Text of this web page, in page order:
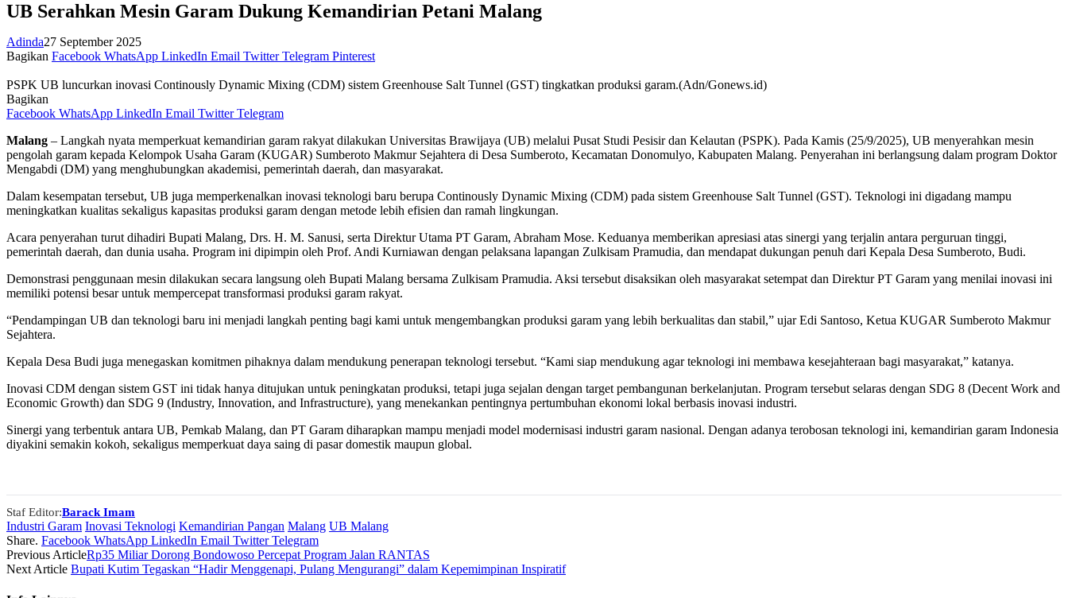
UB Serahkan Mesin Garam Dukung Kemandirian Petani Malang
Adinda27 September 2025
Bagikan Facebook WhatsApp LinkedIn Email Twitter Telegram Pinterest
PSPK UB luncurkan inovasi Continously Dynamic Mixing (CDM) sistem Greenhouse Salt Tunnel (GST) tingkatkan produksi garam.(Adn/Gonews.id)
Bagikan
Facebook WhatsApp LinkedIn Email Twitter Telegram
Malang – Langkah nyata memperkuat kemandirian garam rakyat dilakukan Universitas Brawijaya (UB) melalui Pusat Studi Pesisir dan Kelautan (PSPK). Pada Kamis (25/9/2025), UB menyerahkan mesin
pengolah garam kepada Kelompok Usaha Garam (KUGAR) Sumberoto Makmur Sejahtera di Desa Sumberoto, Kecamatan Donomulyo, Kabupaten Malang. Penyerahan ini berlangsung dalam program Doktor
Mengabdi (DM) yang menghubungkan akademisi, pemerintah daerah, dan masyarakat.
Dalam kesempatan tersebut, UB juga memperkenalkan inovasi teknologi baru berupa Continously Dynamic Mixing (CDM) pada sistem Greenhouse Salt Tunnel (GST). Teknologi ini digadang mampu
meningkatkan kualitas sekaligus kapasitas produksi garam dengan metode lebih efisien dan ramah lingkungan.
Acara penyerahan turut dihadiri Bupati Malang, Drs. H. M. Sanusi, serta Direktur Utama PT Garam, Abraham Mose. Keduanya memberikan apresiasi atas sinergi yang terjalin antara perguruan tinggi,
pemerintah daerah, dan dunia usaha. Program ini dipimpin oleh Prof. Andi Kurniawan dengan pelaksana lapangan Zulkisam Pramudia, dan mendapat dukungan penuh dari Kepala Desa Sumberoto, Budi.
Demonstrasi penggunaan mesin dilakukan secara langsung oleh Bupati Malang bersama Zulkisam Pramudia. Aksi tersebut disaksikan oleh masyarakat setempat dan Direktur PT Garam yang menilai inovasi ini
memiliki potensi besar untuk mempercepat transformasi produksi garam rakyat.
“Pendampingan UB dan teknologi baru ini menjadi langkah penting bagi kami untuk mengembangkan produksi garam yang lebih berkualitas dan stabil,” ujar Edi Santoso, Ketua KUGAR Sumberoto Makmur
Sejahtera.
Kepala Desa Budi juga menegaskan komitmen pihaknya dalam mendukung penerapan teknologi tersebut. “Kami siap mendukung agar teknologi ini membawa kesejahteraan bagi masyarakat,” katanya.
Inovasi CDM dengan sistem GST ini tidak hanya ditujukan untuk peningkatan produksi, tetapi juga sejalan dengan target pembangunan berkelanjutan. Program tersebut selaras dengan SDG 8 (Decent Work and
Economic Growth) dan SDG 9 (Industry, Innovation, and Infrastructure), yang menekankan pentingnya pertumbuhan ekonomi lokal berbasis inovasi industri.
Sinergi yang terbentuk antara UB, Pemkab Malang, dan PT Garam diharapkan mampu menjadi model modernisasi industri garam nasional. Dengan adanya terobosan teknologi ini, kemandirian garam Indonesia
diyakini semakin kokoh, sekaligus memperkuat daya saing di pasar domestik maupun global.
Staf Editor:Barack Imam
Industri Garam Inovasi Teknologi Kemandirian Pangan Malang UB Malang
Share. Facebook WhatsApp LinkedIn Email Twitter Telegram
Previous ArticleRp35 Miliar Dorong Bondowoso Percepat Program Jalan RANTAS
Next Article Bupati Kutim Tegaskan “Hadir Menggenapi, Pulang Mengurangi” dalam Kepemimpinan Inspiratif